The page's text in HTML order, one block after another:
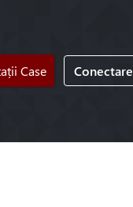
Case Conectare